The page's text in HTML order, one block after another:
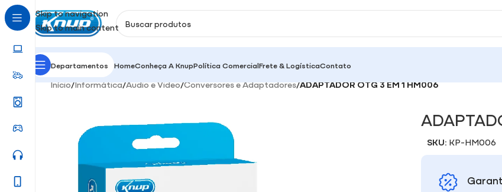
Skip to navigation
Skip to main content
Departamentos HomeConheça A KnupPolítica ComercialFrete & LogísticaContato
Início/Informática/Audio e Video/Conversores e Adaptadores/ADAPTADOR OTG 3 EM 1 HM006
SKU: KP-HM006